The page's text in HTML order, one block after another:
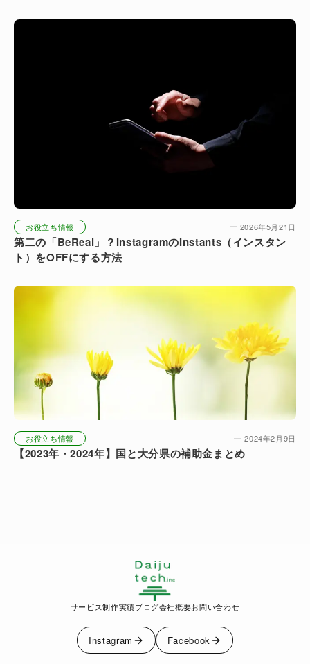
お役立ち情報 2026年5月21日
第二の「BeReal」？InstagramのInstants（インスタン
ト）をOFFにする方法
お役立ち情報 2024年2月9日
【2023年・2024年】国と大分県の補助金まとめ
サービス制作実績ブログ会社概要お問い合わせ
Instagram Facebook